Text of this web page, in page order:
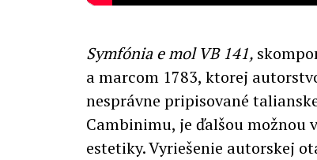
Symfónia e mol VB 141,
a marcom 1783, ktorej
nesprávne pripisované
Cambinimu, je ďalšou možnou
estetiky. Vyriešenie autorskej